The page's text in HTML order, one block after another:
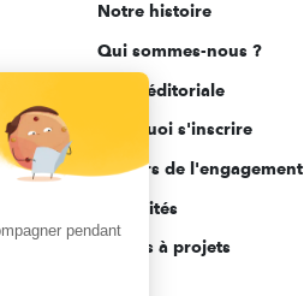
Notre histoire
Qui sommes-nous ?
Ligne éditoriale
Pourquoi s'inscrire
Acteurs de l'engagement
Actualités
Appels à projets
pendant